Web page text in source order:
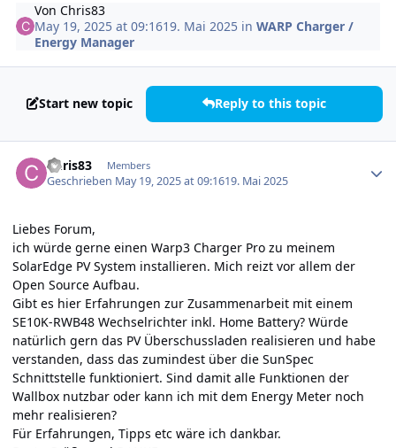
VonChris83
May 19, 2025 at 09:1619. Mai 2025 inWARP Charger /
Energy Manager
Start new topic Reply to this topic
Chris83 Members
Geschrieben May 19, 2025 at 09:1619. Mai 2025
Liebes Forum,
ich würde gerne einen Warp3 Charger Pro zu meinem
SolarEdge PV System installieren. Mich reizt vor allem der
Open Source Aufbau.
Gibt es hier Erfahrungen zur Zusammenarbeit mit einem
SE10K-RWB48 Wechselrichter inkl. Home Battery? Würde
natürlich gern das PV Überschussladen realisieren und habe
verstanden, dass das zumindest über die SunSpec
Schnittstelle funktioniert. Sind damit alle Funktionen der
Wallbox nutzbar oder kann ich mit dem Energy Meter noch
mehr realisieren?
Für Erfahrungen, Tipps etc wäre ich dankbar.